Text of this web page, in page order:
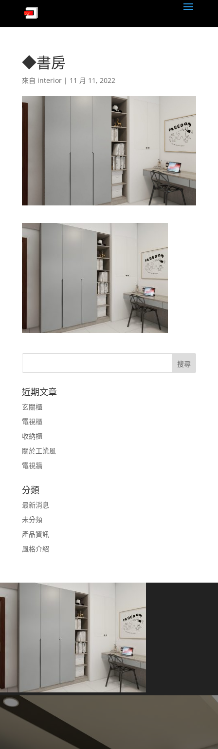
◆書房
來自 interior| 11 月 11, 2022
近期文章
玄關櫃
電視櫃
收納櫃
關於工業風
電視牆
分類
最新消息
未分類
產品資訊
風格介紹